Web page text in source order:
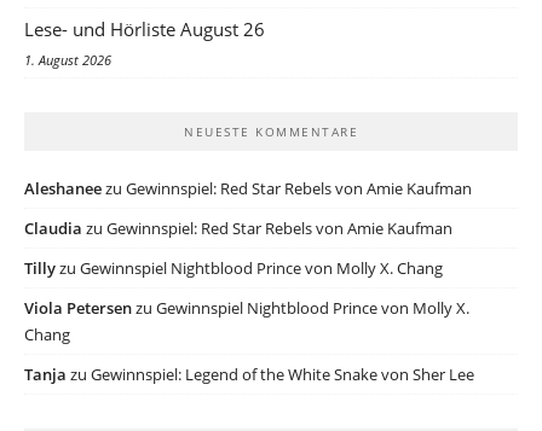
Lese- und Hörliste August 26
1. August 2026
NEUESTE KOMMENTARE
Aleshaneezu Gewinnspiel: Red Star Rebels von Amie Kaufman
Claudia zu Gewinnspiel: Red Star Rebels von Amie Kaufman
Tillyzu Gewinnspiel Nightblood Prince von Molly X. Chang
Viola Petersenzu Gewinnspiel Nightblood Prince von Molly X.
Chang
Tanja zu Gewinnspiel: Legend of the White Snake von Sher Lee